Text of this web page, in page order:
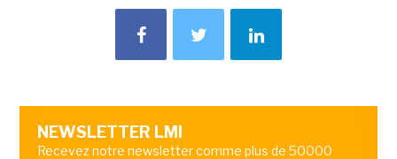
NEWSLETTER LMI
Recevez notre newsletter comme plus de 50000